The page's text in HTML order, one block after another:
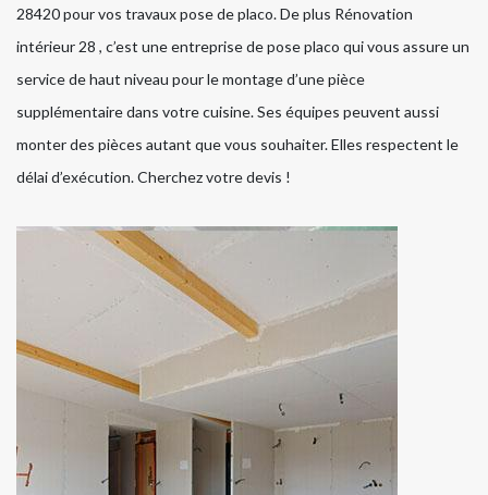
28420 pour vos travaux pose de placo. De plus Rénovation
intérieur 28 , c’est une entreprise de pose placo qui vous assure un
service de haut niveau pour le montage d’une pièce
supplémentaire dans votre cuisine. Ses équipes peuvent aussi
monter des pièces autant que vous souhaiter. Elles respectent le
délai d’exécution. Cherchez votre devis !